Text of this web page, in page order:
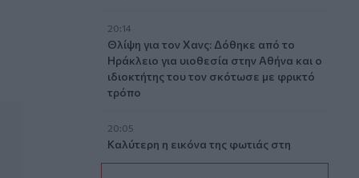
20:14
Θλίψη για τον Χανς: Δόθηκε από το
Ηράκλειο για υιοθεσία στην Αθήνα και ο
ιδιοκτήτης του τον σκότωσε με φρικτό
τρόπο
20:05
Καλύτερη η εικόνα της φωτιάς στη
Μικρή Βίγλα της Νάξου